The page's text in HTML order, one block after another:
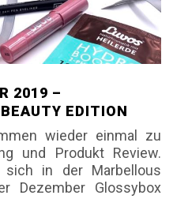
2019 –
EDITION
wieder einmal zu
und Produkt Review.
in der Marbellous
Dezember Glossybox